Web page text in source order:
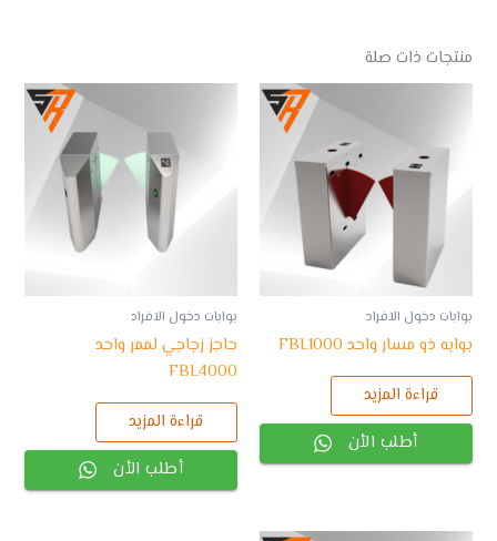
منتجات ذات صلة
بوابات دخول الافراد
بوابه ذو مسار واحد FBL1000
قراءة المزيد
أطلب الأن
بوابات دخول الافراد
حاجز زجاجي لممر واحد
FBL4000
قراءة المزيد
أطلب الأن